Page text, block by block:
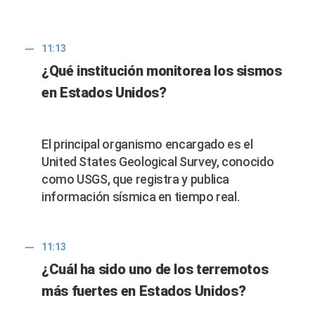
11:13
¿Qué institución monitorea los sismos
en Estados Unidos?
El principal organismo encargado es el
United States Geological Survey, conocido
como USGS, que registra y publica
información sísmica en tiempo real.
11:13
¿Cuál ha sido uno de los terremotos
más fuertes en Estados Unidos?